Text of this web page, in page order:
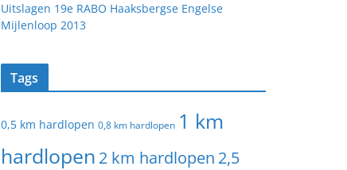
Uitslagen 19e RABO Haaksbergse Engelse
Mijlenloop 2013
Tags
0,5 km hardlopen 0,8 km hardlopen 1 km
hardlopen 2 km hardlopen 2,5